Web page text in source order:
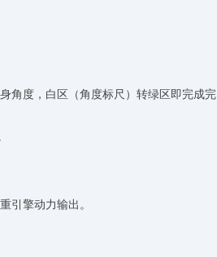
角度，白区（角度标尺）转绿区即完成完
引擎动力输出。